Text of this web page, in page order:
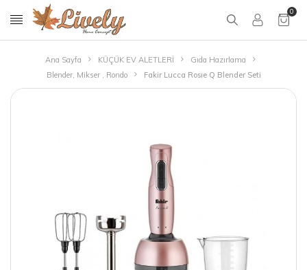
0
Ana Sayfa KÜÇÜK EV ALETLERİ
Gıda Hazırlama
Blender, Mikser , Rondo
Fakir Lucca Rosıe Q Blender Seti